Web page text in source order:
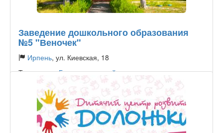
Заведение дошкольного образования
№5 "Веночек"
Ирпень, ул. Киевская, 18
Тип садика:Государственный